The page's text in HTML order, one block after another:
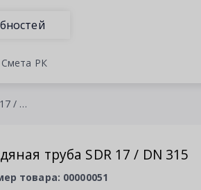
Смета РК
Водяная труба SDR 17 / DN 315
труба SDR 17 / DN 315
товара: 00000051